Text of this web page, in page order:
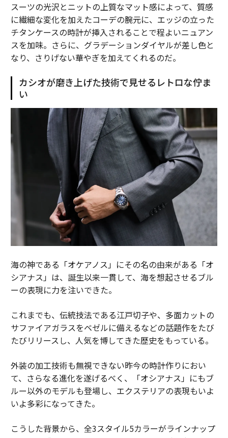
スーツの光沢とニットの上質なマット感によって、質感
に繊細な変化を加えたコーデの腕元に、エッジの立った
チタンケースの時計が挿入されることで程よいニュアン
スを加味。さらに、グラデーションダイヤルが差し色と
なり、さりげない華やぎを加えてくれるのだ。
カシオが磨き上げた技術で見せるレトロな佇ま
い
海の神である「オケアノス」にその名の由来がある「オ
シアナス」は、誕生以来一貫して、海を想起させるブル
ーの表現に力を注いできた。
これまでも、伝統技法である江戸切子や、多面カットの
サファイアガラスをベゼルに備えるなどの話題作をたび
たびリリースし、人気を博してきた歴史をもっている。
外装の加工技術も無視できない昨今の時計作りにおい
て、さらなる進化を遂げるべく、「オシアナス」にもブ
ルー以外のモデルも登場し、エクステリアの表現もいよ
いよ多彩になってきた。
こうした背景から、全3スタイル5カラーがラインナップ